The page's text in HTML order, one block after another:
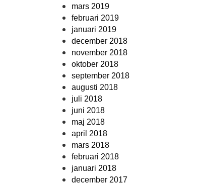
mars 2019
februari 2019
januari 2019
december 2018
november 2018
oktober 2018
september 2018
augusti 2018
juli 2018
juni 2018
maj 2018
april 2018
mars 2018
februari 2018
januari 2018
december 2017